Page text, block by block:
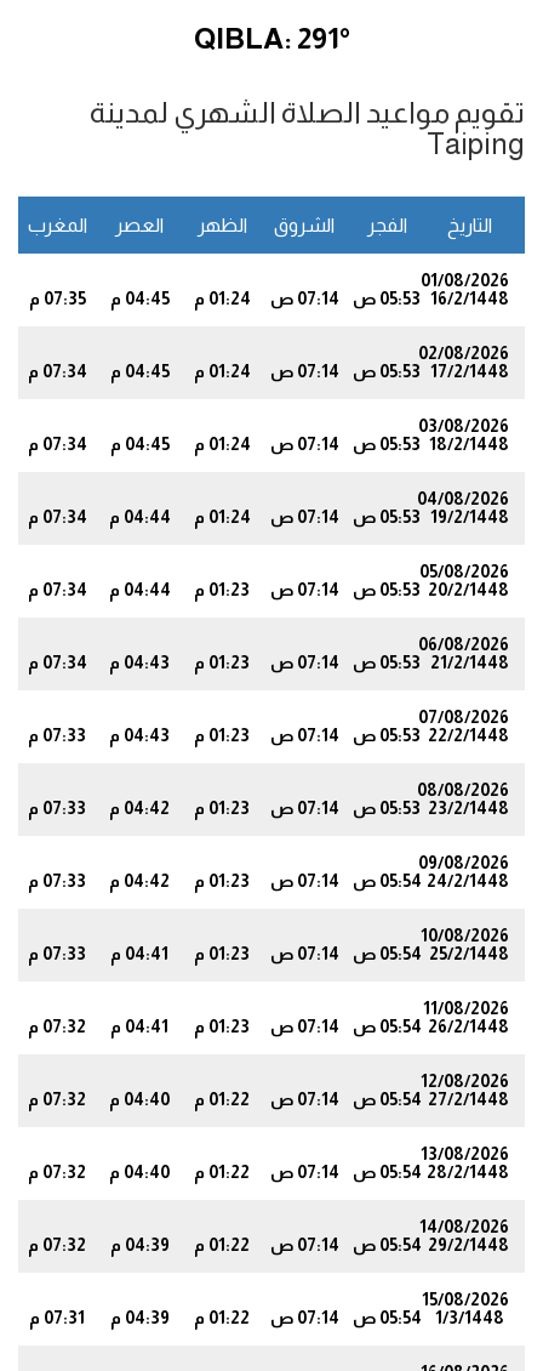
QIBLA: 291°
تقويم مواعيد الصلاة الشهري لمدينة
Taiping
التاريخ الفجر الشروق الظهر العصر المغرب
01/08/2026
16/2/1448 05:53 ص 07:14 ص 01:24 م 04:45 م 07:35 م
02/08/2026
17/2/1448 05:53 ص 07:14 ص 01:24 م 04:45 م 07:34 م
03/08/2026
18/2/1448 05:53 ص 07:14 ص 01:24 م 04:45 م 07:34 م
04/08/2026
19/2/1448 05:53 ص 07:14 ص 01:24 م 04:44 م 07:34 م
05/08/2026
20/2/1448 05:53 ص 07:14 ص 01:23 م 04:44 م 07:34 م
06/08/2026
21/2/1448
05:53 ص 07:14 ص 01:23 م 04:43 م 07:34 م
07/08/2026
22/2/1448 05:53 ص 07:14 ص 01:23 م 04:43 م 07:33 م
08/08/2026
23/2/1448 05:53 ص 07:14 ص 01:23 م 04:42 م 07:33 م
09/08/2026
24/2/1448 05:54 ص 07:14 ص 01:23 م 04:42 م 07:33 م
10/08/2026
25/2/1448 05:54 ص 07:14 ص 01:23 م 04:41 م 07:33 م
11/08/2026
26/2/1448 05:54 ص 07:14 ص 01:23 م 04:41 م 07:32 م
12/08/2026
27/2/1448 05:54 ص 07:14 ص 01:22 م 04:40 م 07:32 م
13/08/2026
28/2/1448 05:54 ص 07:14 ص 01:22 م 04:40 م 07:32 م
14/08/2026
29/2/1448 05:54 ص 07:14 ص 01:22 م 04:39 م 07:32 م
15/08/2026
1/3/1448
05:54 ص 07:14 ص 01:22 م 04:39 م 07:31 م